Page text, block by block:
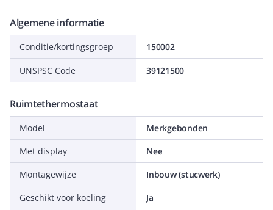
Algemene informatie
Conditie/kortingsgroep 150002
UNSPSC Code 39121500
Ruimtethermostaat
Model
Merkgebonden
Met display
Nee
Montagewijze
Inbouw (stucwerk)
Geschikt voor koeling
Ja